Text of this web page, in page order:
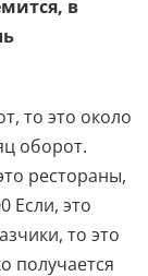
в
то это около
оборот.
рестораны,
Если, это
то это
получается